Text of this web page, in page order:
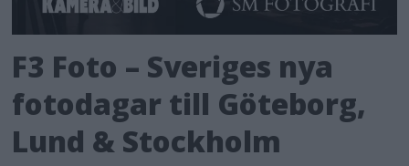
F3 Foto – Sveriges nya
fotodagar till Göteborg,
Lund & Stockholm